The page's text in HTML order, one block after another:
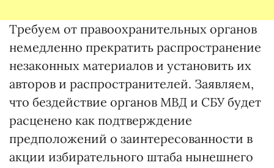
Требуем от правоохранительных органов
немедленно прекратить распространение
незаконных материалов и установить их
авторов и распространителей. Заявляем,
что бездействие органов МВД и СБУ будет
расценено как подтверждение
предположений о заинтересованности в
акции избирательного штаба нынешнего